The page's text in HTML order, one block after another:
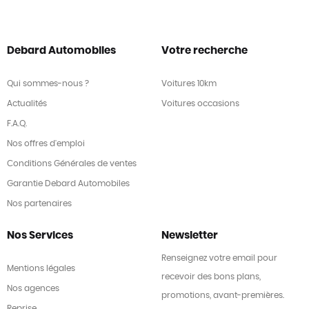
Radio
Reconnaissance panneaux de signalisation
Régulateur de vitesse
Rétroviseurs dégivrants
Rétroviseurs électriques
Système de détection de somnolence
Température extérieure
Troisième ceinture de sécurité
Debard Automobiles
Qui sommes-nous ?
Actualités
F.A.Q.
Nos offres d'emploi
Conditions Générales de ventes
Garantie Debard Automobiles
Nos partenaires
Votre recherche
Voitures 10km
Voitures occasions
Nos Services
Mentions légales
Nos agences
Newsletter
Renseignez votre email pour
recevoir des bons plans,
promotions, avant-premières.